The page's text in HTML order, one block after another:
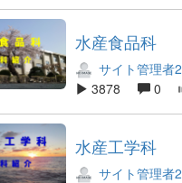
水産食品科
サイト管理者2
3878
0
水産工学科
サイト管理者2